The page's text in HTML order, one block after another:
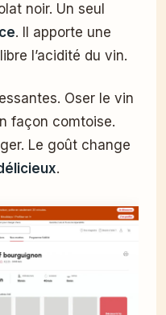
noir. Un seul
. Il apporte une
l’acidité du vin.
Oser le vin
façon comtoise.
Le goût change
.